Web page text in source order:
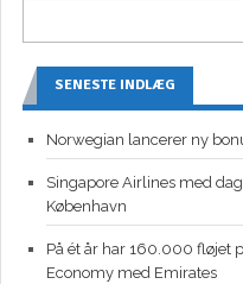
SENESTE INDLÆG
Norwegian lancerer ny
Singapore Airlines med
København
På ét år har 160.000 fløjet
Economy med Emirates